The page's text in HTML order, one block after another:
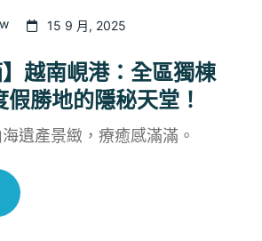
15 9 月, 2025
】越南峴港：全區獨棟
勝地的隱秘天堂！
遺產景緻，療癒感滿滿。